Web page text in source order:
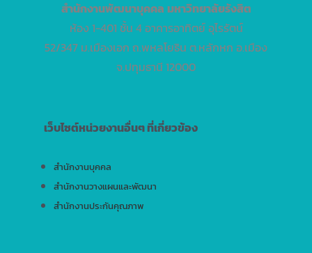
สำนักงานพัฒนาบุคคล มหาวิทยาลัยรังสิต
ห้อง 1-401 ชั้น 4 อาคารอาทิตย์ อุไรรัตน์
52/347 ม.เมืองเอก ถ.พหลโยธิน ต.หลักหก อ.เมือง
จ.ปทุมธานี 12000
เว็บไซต์หน่วยงานอื่นๆ ที่เกี่ยวข้อง
สำนักงานบุคคล
สำนักงานวางแผนและพัฒนา
สำนักงานประกันคุณภาพ